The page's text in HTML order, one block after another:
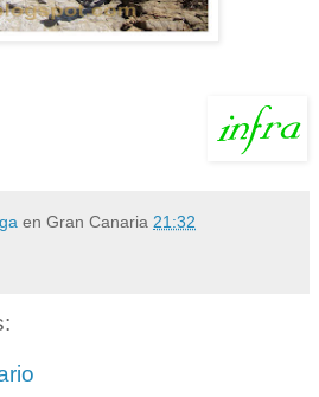
en Gran Canaria 21:32